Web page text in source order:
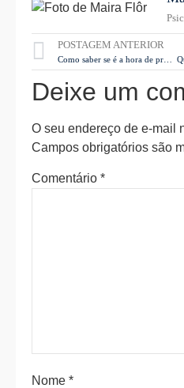
POSTAGEM ANTERIOR
Deixe um
O seu endereço de e-mail
Campos obrigatórios são
Comentário *
Nome *